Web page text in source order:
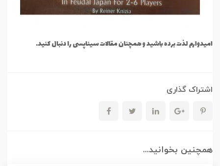
امیدوارم لذت برده باشید و همچنان مقالات سیناپسی را دنبال کنید.
اشتراک گذاری
همچنین بخوانید...